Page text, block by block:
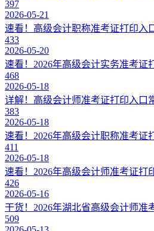
397
2026-05-21
速看！高级会计职称准考证打印入
433
2026-05-20
速看！2026年高级会计实务准考证
468
2026-05-18
详解！高级会计师准考证打印入口
383
2026-05-18
速看！2026年高级会计职称准考证
411
2026-05-18
速看！2026年高级会计师准考证打
426
2026-05-16
干货！2026年湖北省高级会计师准
509